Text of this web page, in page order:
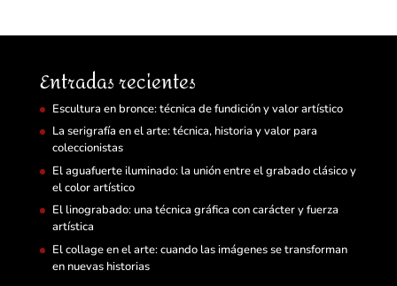
Entradas recientes
Escultura en bronce: técnica de fundición y valor artístico
La serigrafía en el arte: técnica, historia y valor para
coleccionistas
El aguafuerte iluminado: la unión entre el grabado clásico y
el color artístico
El linograbado: una técnica gráfica con carácter y fuerza
artística
El collage en el arte: cuando las imágenes se transforman
en nuevas historias